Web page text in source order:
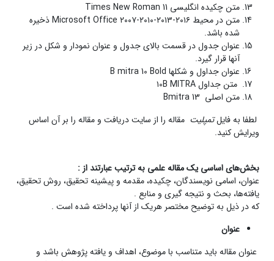
متن چکیده انگلیسی Times New Roman 11
متن در محیط Microsoft Office ۲۰۰۷-۲۰۱۰-۲۰۱۳-۲۰۱۶ ذخیره
شده باشد.
عنوان جدول در قسمت بالای جدول و عنوان نمودار و شکل در زیر
آنها قرار گیرد.
عنوان جداول و شکلها B mitra 10 Bold
متن جداول ۱0B MITRA
متن اصلی Bmitra 13
لطفا به فایلتمپلیت مقاله را از سایت دریافت و مقاله را بر آن اساس
ویرایش کنید.
بخشهای اساسی یک مقاله علمی به ترتیب عبارتند از :
عنوان، اسامی نویسندگان، چکیده، مقدمه و پیشینه تحقیق، روش تحقیق،
یافته‌­ها، بحث و نتیجه گیری و منابع .
که در ذیل به توضیح مختصر هریک از آنها پرداخته شده است .
عنوان
عنوان مقاله باید متناسب با موضوع، اهداف و یافته پژوهش باشد و